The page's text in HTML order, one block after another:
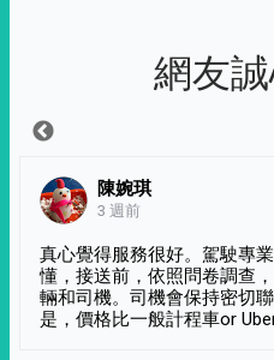
網友
陳婉琪
3 週前
真心覺得服務很好。駕駛專
懂，接送前，依照問卷調查
輛和司機。司機會保持密切
是，價格比一般計程車or